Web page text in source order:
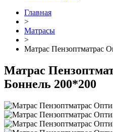
Главная
>
Матрасы
>
Матрас Пензоптматрас
Матрас
Боннель 200*200